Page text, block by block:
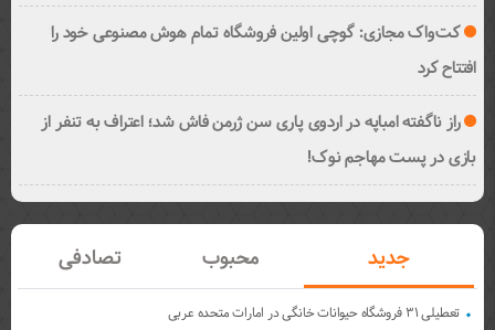
کت‌واک مجازی: گوچی اولین فروشگاه تمام هوش مصنوعی خود را
افتتاح کرد
راز ناگفته امباپه در اردوی پاری سن ژرمن فاش شد؛ اعتراف به تنفر از
بازی در پست مهاجم نوک!
جدید محبوب تصادفی
تعطیلی ۳۱ فروشگاه حیوانات خانگی در امارات متحده عربی